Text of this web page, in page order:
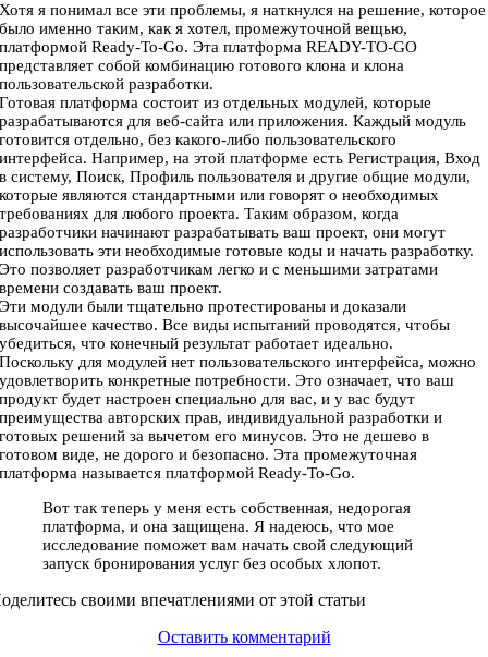
Хотя я понимал все эти проблемы, я наткнулся на решение, которое
было именно таким, как я хотел, промежуточной вещью,
платформой Ready-To-Go. Эта платформа READY-TO-GO
представляет собой комбинацию готового клона и клона
пользовательской разработки.
Готовая платформа состоит из отдельных модулей, которые
разрабатываются для веб-сайта или приложения. Каждый модуль
готовится отдельно, без какого-либо пользовательского
интерфейса. Например, на этой платформе есть Регистрация, Вход
в систему, Поиск, Профиль пользователя и другие общие модули,
которые являются стандартными или говорят о необходимых
требованиях для любого проекта. Таким образом, когда
разработчики начинают разрабатывать ваш проект, они могут
использовать эти необходимые готовые коды и начать разработку.
Это позволяет разработчикам легко и с меньшими затратами
времени создавать ваш проект.
Эти модули были тщательно протестированы и доказали
высочайшее качество. Все виды испытаний проводятся, чтобы
убедиться, что конечный результат работает идеально.
Поскольку для модулей нет пользовательского интерфейса, можно
удовлетворить конкретные потребности. Это означает, что ваш
продукт будет настроен специально для вас, и у вас будут
преимущества авторских прав, индивидуальной разработки и
готовых решений за вычетом его минусов. Это не дешево в
готовом виде, не дорого и безопасно. Эта промежуточная
платформа называется платформой Ready-To-Go.
Вот так теперь у меня есть собственная, недорогая
платформа, и она защищена. Я надеюсь, что мое
исследование поможет вам начать свой следующий
запуск бронирования услуг без особых хлопот.
своими впечатлениями от этой статьи
Оставить комментарий